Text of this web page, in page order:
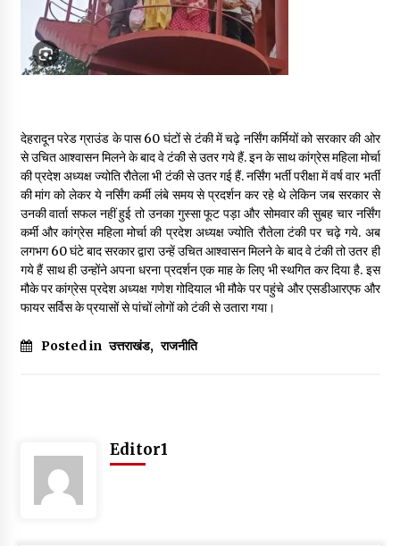
May 16, 2022
Thought Of The Day 14 May
Thought Of The Day 13 May
May 13, 2022
Thought Of The Day 12 May
May 12, 2022
Thought Of The Day 11 May
देहरादून परेड ग्राउंड के पास 60 घंटों से टंकी में चढ़े नर्सिंग कर्मियों को सरकार की ओर
से उचित आश्वासन मिलने के बाद वे टंकी से उतर गये हैं. इन के साथ कांग्रेस महिला मोर्चा
की प्रदेश अध्यक्ष ज्योति रौतेला भी टंकी से उतर गई हैं. नर्सिंग भर्ती परीक्षा में वर्ष वार भर्ती
की मांग को लेकर ये नर्सिंग कर्मी लंबे समय से प्रदर्शन कर रहे थे लेकिन जब सरकार से
उनकी वार्ता सफल नहीं हुई तो उनका गुस्सा फूट पड़ा और सोमवार की सुबह चार नर्सिंग
कर्मी और कांग्रेस महिला मोर्चा की प्रदेश अध्यक्ष ज्योति रौतेला टंकी पर चढ़े गये. अब
लगभग 60 घंटे बाद सरकार द्वारा उन्हें उचित आश्वासन मिलने के बाद वे टंकी तो उतर ही
गये हैं साथ ही उन्होंने अपना धरना प्रदर्शन एक माह के लिए भी स्थगित कर दिया है. इस
मौके पर कांग्रेस प्रदेश अध्यक्ष गणेश गोदियाल भी मौके पर पहुंचे और एसडीआरएफ और
फायर सर्विस के प्रयासों से पांचों लोगों को टंकी से उतारा गया।
Posted in उत्तराखंड, राजनीति
Editor1